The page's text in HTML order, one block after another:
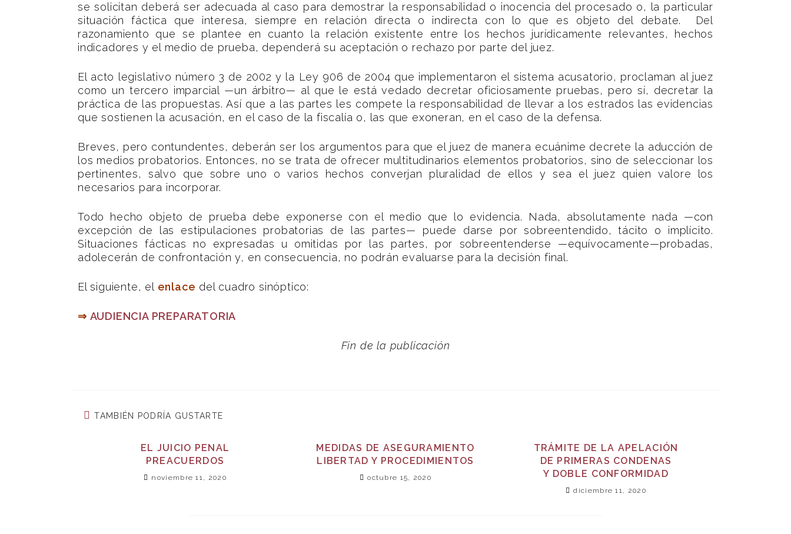
se solicitan deberá ser adecuada al caso para demostrar la responsabilidad o inocencia del procesado o, la particular
situación fáctica que interesa, siempre en relación directa o indirecta con lo que es objeto del debate. Del
razonamiento que se plantee en cuanto la relación existente entre los hechos jurídicamente relevantes, hechos
indicadores y el medio de prueba, dependerá su aceptación o rechazo por parte del juez.
El acto legislativo número 3 de 2002 y la Ley 906 de 2004 que implementaron el sistema acusatorio, proclaman al juez
como un tercero imparcial —un árbitro— al que le está vedado decretar oficiosamente pruebas, pero sí, decretar la
práctica de las propuestas. Así que a las partes les compete la responsabilidad de llevar a los estrados las evidencias
que sostienen la acusación, en el caso de la fiscalía o, las que exoneran, en el caso de la defensa.
Breves, pero contundentes, deberán ser los argumentos para que el juez de manera ecuánime decrete la aducción de
los medios probatorios. Entonces, no se trata de ofrecer multitudinarios elementos probatorios, sino de seleccionar los
pertinentes, salvo que sobre uno o varios hechos converjan pluralidad de ellos y sea el juez quien valore los
necesarios para incorporar.
Todo hecho objeto de prueba debe exponerse con el medio que lo evidencia. Nada, absolutamente nada —con
excepción de las estipulaciones probatorias de las partes— puede darse por sobreentendido, tácito o implícito.
Situaciones fácticas no expresadas u omitidas por las partes, por sobreentenderse —equívocamente—probadas,
adolecerán de confrontación y, en consecuencia, no podrán evaluarse para la decisión final.
El siguiente, el enlace del cuadro sinóptico:
⇒ AUDIENCIA PREPARATORIA
Fin de la publicación
TAMBIÉN PODRÍA GUSTARTE
EL JUICIO PENAL
PREACUERDOS
noviembre 11, 2020
MEDIDAS DE ASEGURAMIENTO
LIBERTAD Y PROCEDIMIENTOS
octubre 15, 2020
TRÁMITE DE LA APELACIÓN
DE PRIMERAS CONDENAS
Y DOBLE CONFORMIDAD
diciembre 11, 2020